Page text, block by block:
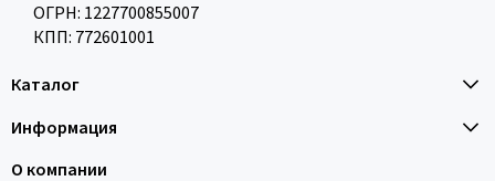
ОГРН: 1227700855007
КПП: 772601001
Каталог
Информация
О компании